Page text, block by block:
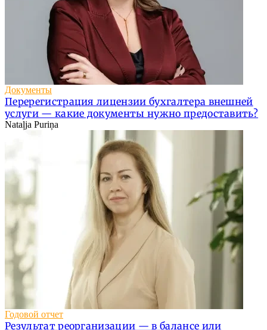
Документы
Перерегистрация лицензии бухгалтера внешней
услуги — какие документы нужно предоставить?
Nataļja Puriņa
Годовой отчет
Результат реорганизации — в балансе или